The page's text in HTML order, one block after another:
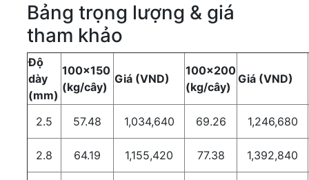
Bảng trọng lượng & giá
tham khảo
Độ
dày
(mm)
100x150
(kg/cây)
Giá (VND)
100x200
(kg/cây)
Giá (VND)
2.5 57.48 1,034,640 69.26 1,246,680
2.8 64.19 1,155,420 77.38 1,392,840